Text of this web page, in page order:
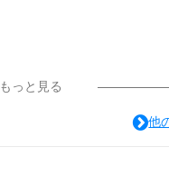
もっと見る
他